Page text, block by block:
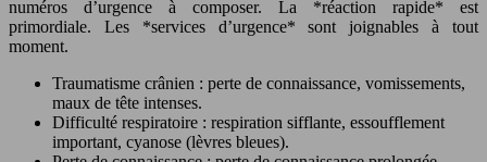
numéros d’urgence à composer. La *réaction rapide* est
primordiale. Les *services d’urgence* sont joignables à tout
moment.
Traumatisme crânien : perte de connaissance, vomissements,
maux de tête intenses.
Difficulté respiratoire : respiration sifflante, essoufflement
important, cyanose (lèvres bleues).